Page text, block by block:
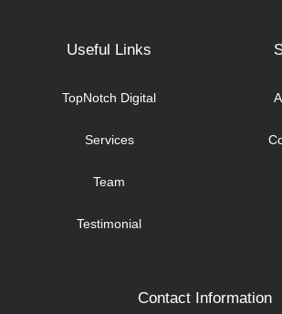
Useful Links
TopNotch Digital
Services
Team
Testimonial
Contact Information